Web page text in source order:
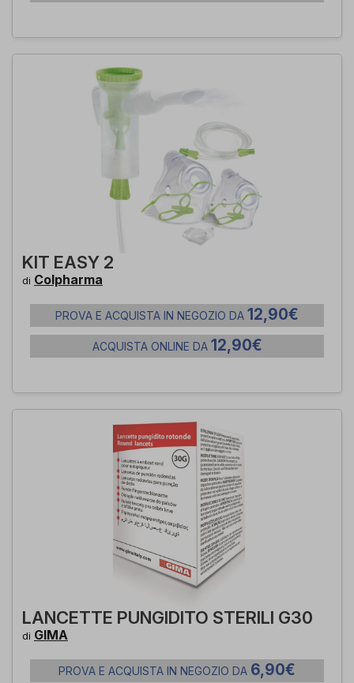
KIT EASY 2
di Colpharma
PROVA E ACQUISTA IN NEGOZIO DA 12,90€
ACQUISTA ONLINE DA 12,90€
LANCETTE PUNGIDITO STERILI G30
di GIMA
PROVA E ACQUISTA IN NEGOZIO DA 6,90€